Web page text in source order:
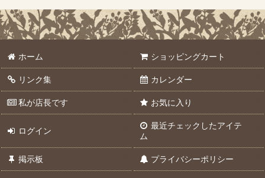
ホーム ショッピングカート
リンク集 カレンダー
私が店長です お気に入り
ログイン
最近チェックしたアイテ
ム
掲示板 プライバシーポリシー